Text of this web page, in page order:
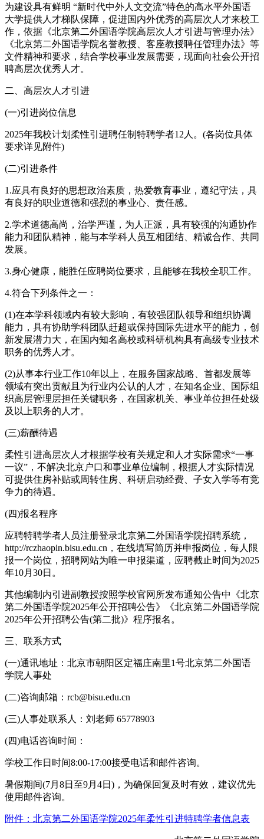
为建设具有鲜明 “新时代中外人文交流”特色的高水平外国语
大学提供人才梯队保障，促进国内外优秀的高层次人才来校工
作，依据《北京第二外国语学院高层次人才引进与管理办法》
《北京第二外国语学院名誉教授、客座教授聘任管理办法》等
文件精神和要求，结合学校事业发展需要，现面向社会公开招
聘高层次优秀人才。
二、高层次人才引进
(一)引进岗位信息
2025年我校计划柔性引进聘任制特聘学者12人。(各岗位具体
要求详见附件)
(二)引进条件
1.应具有良好的思想政治素质，热爱教育事业，遵纪守法，具
有良好的职业道德和强烈的事业心、责任感。
2.学术道德高尚，治学严谨，为人正派，具有较强的沟通协作
能力和团队精神，能与本学科人员互相团结、精诚合作、共同
发展。
3.身心健康，能胜任应聘岗位要求，且能够在我校全职工作。
4.符合下列条件之一：
(1)在本学科领域内有较大影响，有较强团队领导和组织协调
能力，具有协助学科团队赶超或保持国际先进水平的能力，创
新发展潜力大，在国内知名高校或科研机构具有高级专业技术
职务的优秀人才。
(2)从事本行业工作10年以上，在服务国家战略、首都发展等
领域有突出贡献且为行业内公认的人才，在知名企业、国际组
织高层管理层担任关键职务，在国家机关、事业单位担任处级
及以上职务的人才。
(三)薪酬待遇
柔性引进高层次人才根据学校有关规定和人才实际需求“一事
一议”，不解决北京户口和事业单位编制，根据人才实际情况
可提供住房补贴或周转住房、科研启动经费、子女入学等有竞
争力的待遇。
(四)报名程序
应聘特聘学者人员注册登录北京第二外国语学院招聘系统，
http://rczhaopin.bisu.edu.cn，在线填写简历并申报岗位，每人限
报一个岗位，招聘网站为唯一申报渠道，应聘截止时间为2025
年10月30日。
其他编制内引进副教授按照学校官网所发布通知公告中《北京
第二外国语学院2025年公开招聘公告》《北京第二外国语学院
2025年公开招聘公告(第二批)》程序报名。
三、联系方式
(一)通讯地址：北京市朝阳区定福庄南里1号北京第二外国语
学院人事处
(二)咨询邮箱：rcb@bisu.edu.cn
(三)人事处联系人：刘老师 65778903
(四)电话咨询时间：
学校工作日时间8:00-17:00接受电话和邮件咨询。
暑假期间(7月8日至9月4日)，为确保回复及时有效，建议优先
使用邮件咨询。
附件：北京第二外国语学院2025年柔性引进特聘学者信息表​